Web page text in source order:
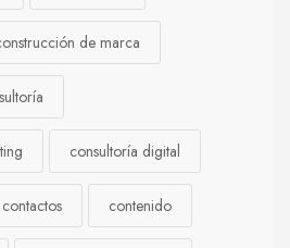
de marca
consultoría digital
contactos contenido